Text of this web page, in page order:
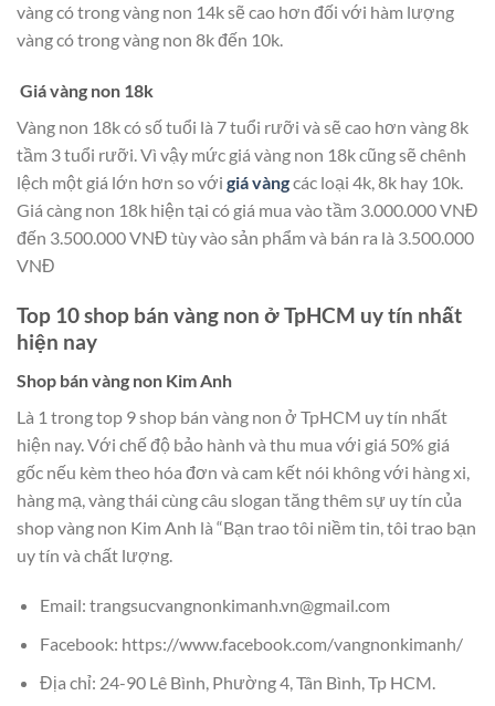
vàng có trong vàng non 14k sẽ cao hơn đối với hàm lượng
vàng có trong vàng non 8k đến 10k.
Giá vàng non 18k
Vàng non 18k có số tuổi là 7 tuổi rưỡi và sẽ cao hơn vàng 8k
tầm 3 tuổi rưỡi. Vì vậy mức giá vàng non 18k cũng sẽ chênh
lệch một giá lớn hơn so với giá vàngcác loại 4k, 8k hay 10k.
Giá càng non 18k hiện tại có giá mua vào tầm 3.000.000 VNĐ
đến 3.500.000 VNĐ tùy vào sản phẩm và bán ra là 3.500.000
VNĐ
Top 10 shop bán vàng non ở TpHCM uy tín nhất
hiện nay
Shop bán vàng non Kim Anh
Là 1 trong top 9 shop bán vàng non ở TpHCM uy tín nhất
hiện nay. Với chế độ bảo hành và thu mua với giá 50% giá
gốc nếu kèm theo hóa đơn và cam kết nói không với hàng xi,
hàng mạ, vàng thái cùng câu slogan tăng thêm sự uy tín của
shop vàng non Kim Anh là “Bạn trao tôi niềm tin, tôi trao bạn
uy tín và chất lượng.
Email: trangsucvangnonkimanh.vn@gmail.com
Facebook: https://www.facebook.com/vangnonkimanh/
Địa chỉ: 24-90 Lê Bình, Phường 4, Tân Bình, Tp HCM.